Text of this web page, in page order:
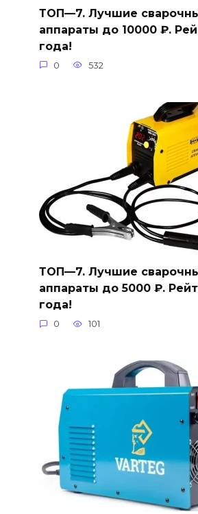
ТОП—7. Лучшие
аппараты до 10000 ₽.
года!
0 532
ТОП—7. Лучшие
аппараты до 5000 ₽.
года!
0 101